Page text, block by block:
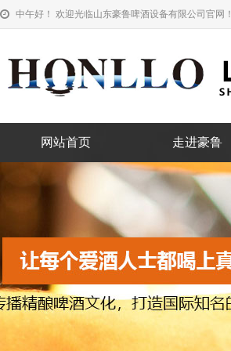
中午好！ 欢迎光临山东豪鲁啤酒设备有限公司官网！
网站首页 走进豪鲁